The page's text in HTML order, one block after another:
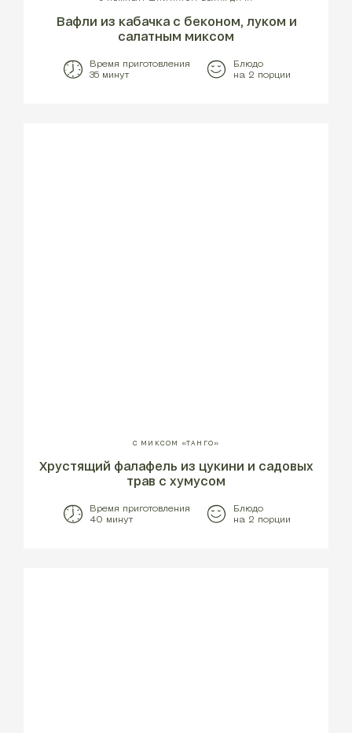
Вафли из кабачка с беконом, луком и
салатным миксом
Время приготовления
35 минут
Блюдо
на 2 порции
С МИКСОМ «ТАНГО»
Хрустящий фалафель из цукини и садовых
трав с хумусом
Время приготовления
40 минут
Блюдо
на 2 порции